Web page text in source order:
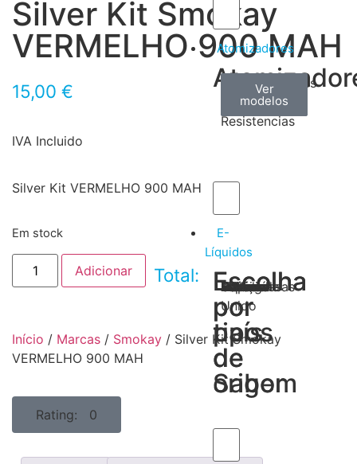
Atomizadores
Claromizadores
Ver
modelos
Reconstruíveis
Ver
modelos
Resistencias
Ver
modelos
E-
Líquidos
Escolha
por
tipos
de
Sabor
Tabaco
Frutas
Bebidas
Frescos
Sobremesas
Escolha
por
país
de
origem
Portugal
Alemanha
USA
Reino
Unido
Canadá
França
Malásia
Filipinas
Espanha
Polónia
Grécia
Silver Kit Smokay
VERMELHO 900 MAH
15,00 €
IVA Incluido
Silver Kit VERMELHO 900 MAH
Em stock
Adicionar Total:
Início / Marcas / Smokay / Silver Kit Smokay
VERMELHO 900 MAH
Rating: 0